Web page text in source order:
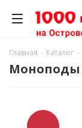
Главная - Каталог -
Моноподы